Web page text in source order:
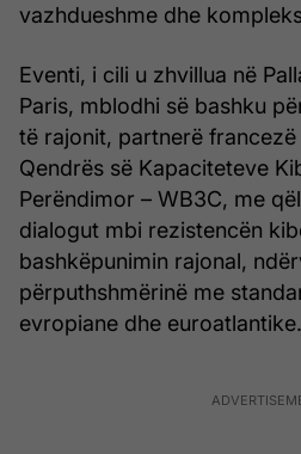
vazhdueshme dhe
Eventi, i cili u zhvillua në
Paris, mblodhi së bashku
të rajonit, partnerë
Qendrës së Kapaciteteve
Perëndimor – WB3C, me
dialogut mbi rezistencën
bashkëpunimin rajonal,
përputhshmërinë me
evropiane dhe euroatlantike.